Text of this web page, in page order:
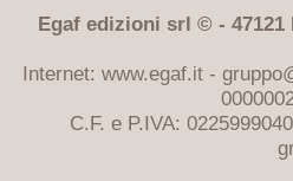
Egaf edizioni srl © - 47121
Internet: www.egaf.it -
C.F. e P.IVA: